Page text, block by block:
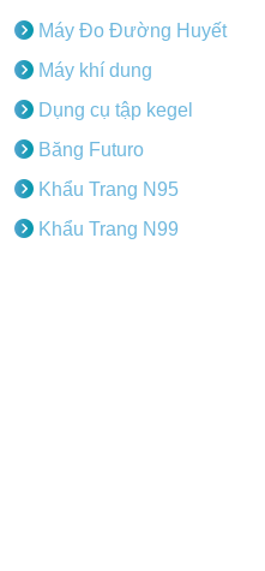
Máy Đo Đường Huyết
Máy khí dung
Dụng cụ tập kegel
Băng Futuro
Khẩu Trang N95
Khẩu Trang N99